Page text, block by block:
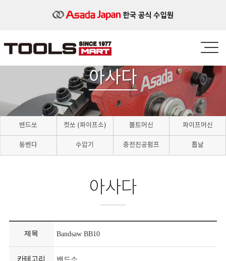
아사다
밴드쏘 컷쏘 (파이프소) 볼트머신 파이프머신
동벤다 수압기 충전진공펌프 톱날
아사다
제목 Bandsaw BB10
카테고리 밴드소